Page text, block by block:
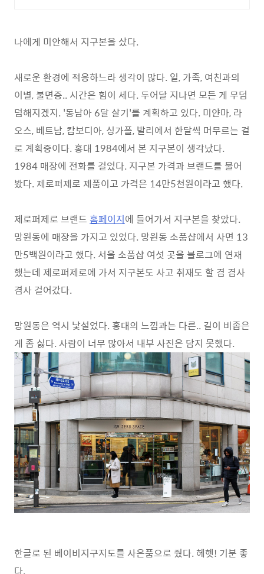
나에게 미안해서 지구본을 샀다.
새로운 환경에 적응하느라 생각이 많다. 일, 가족, 여친과의
이별, 불면증.. 시간은 힘이 세다. 두어달 지나면 모든 게 무덤
덤해지겠지. '동남아 6달 살기'를 계획하고 있다. 미얀마, 라
오스, 베트남, 캄보디아, 싱가폴, 발리에서 한달씩 머무르는 걸
로 계획중이다. 홍대 1984에서 본 지구본이 생각났다.
1984 매장에 전화를 걸었다. 지구본 가격과 브랜드를 물어
봤다. 제로퍼제로 제품이고 가격은 14만5천원이라고 했다.
제로퍼제로 브랜드 홈페이지에 들어가서 지구본을 찾았다.
망원동에 매장을 가지고 있었다. 망원동 소품샵에서 사면 13
만5백원이라고 했다. 서울 소품샵 여섯 곳을 블로그에 연재
했는데 제로퍼제로에 가서 지구본도 사고 취재도 할 겸 겸사
겸사 걸어갔다.
망원동은 역시 낯설었다. 홍대의 느낌과는 다른.. 길이 비좁은
게 좀 싫다. 사람이 너무 많아서 내부 사진은 담지 못했다.
한글로 된 베이비지구지도를 사은품으로 줬다. 헤헷! 기분 좋
다.